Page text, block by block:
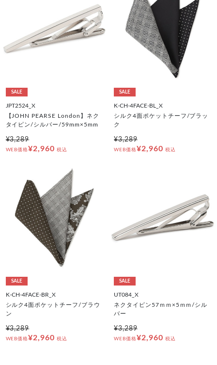
SALE
JPT2524_X
【JOHN PEARSE London】ネク
タイピン/シルバー/59mm×5mm
¥3,289
WEB価格¥2,960 税込
SALE
K-CH-4FACE-BL_X
シルク4面ポケットチーフ/ブラッ
ク
¥3,289
WEB価格¥2,960 税込
SALE
K-CH-4FACE-BR_X
シルク4面ポケットチーフ/ブラウ
ン
¥3,289
WEB価格¥2,960 税込
SALE
UT084_X
ネクタイピン57ｍｍ×5ｍｍ/シル
バー
¥3,289
WEB価格¥2,960 税込